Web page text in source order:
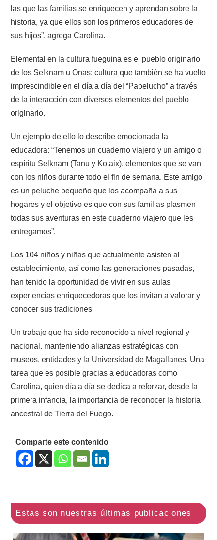
las que las familias se enriquecen y aprendan sobre la
historia, ya que ellos son los primeros educadores de
sus hijos”, agrega Carolina.
Elemental en la cultura fueguina es el pueblo originario
de los Selknam u Onas; cultura que también se ha vuelto
imprescindible en el día a día del “Papelucho” a través
de la interacción con diversos elementos del pueblo
originario.
Un ejemplo de ello lo describe emocionada la
educadora: “Tenemos un cuaderno viajero y un amigo o
espíritu Selknam (Tanu y Kotaix), elementos que se van
con los niños durante todo el fin de semana. Este amigo
es un peluche pequeño que los acompaña a sus
hogares y el objetivo es que con sus familias plasmen
todas sus aventuras en este cuaderno viajero que les
entregamos”.
Los 104 niños y niñas que actualmente asisten al
establecimiento, así como las generaciones pasadas,
han tenido la oportunidad de vivir en sus aulas
experiencias enriquecedoras que los invitan a valorar y
conocer sus tradiciones.
Un trabajo que ha sido reconocido a nivel regional y
nacional, manteniendo alianzas estratégicas con
museos, entidades y la Universidad de Magallanes. Una
tarea que es posible gracias a educadoras como
Carolina, quien día a día se dedica a reforzar, desde la
primera infancia, la importancia de reconocer la historia
ancestral de Tierra del Fuego.
Comparte este contenido